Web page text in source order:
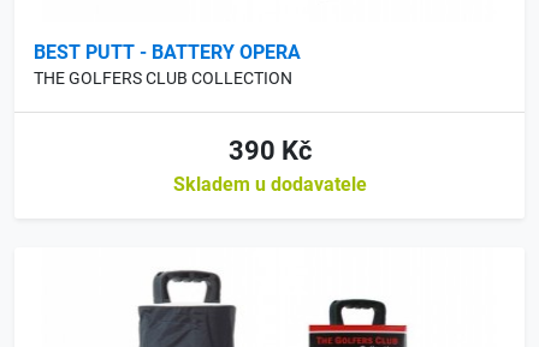
BEST PUTT - BATTERY OPERA
THE GOLFERS CLUB COLLECTION
390 Kč
Skladem u dodavatele